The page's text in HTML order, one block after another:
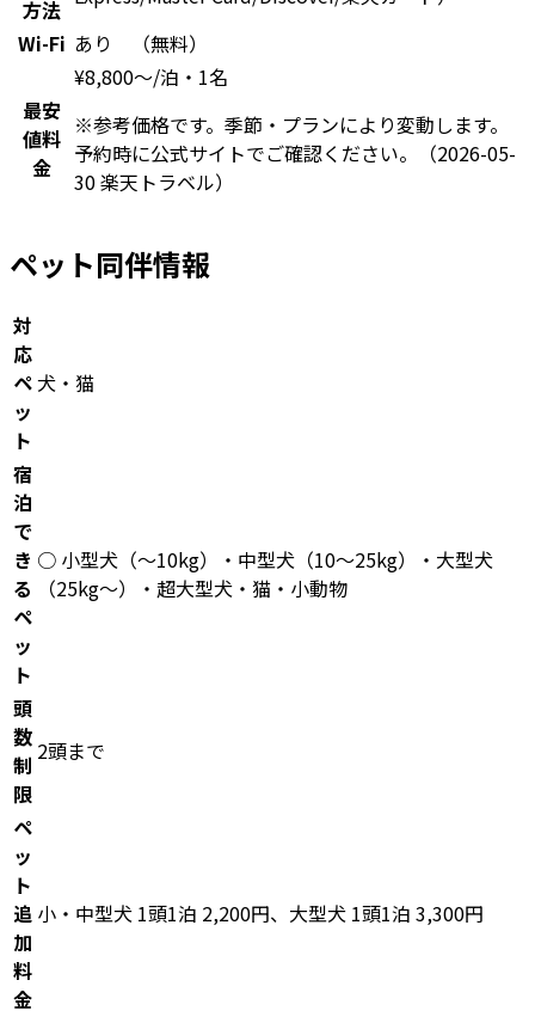
方法
Wi-Fi あり （無料）
最安
値料
金
¥8,800〜/泊・1名
※参考価格です。季節・プランにより変動します。
予約時に公式サイトでご確認ください。
（2026-05-
30 楽天トラベル）
ペット同伴情報
対
応
ペ
ッ
ト
犬・猫
宿
泊
で
き
る
ペ
ッ
ト
○ 小型犬（〜10kg）・中型犬（10〜25kg）・大型犬
（25kg〜）・超大型犬・猫・小動物
頭
数
制
限
2頭まで
ペ
ッ
ト
追
加
料
金
小・中型犬 1頭1泊 2,200円、大型犬 1頭1泊 3,300円